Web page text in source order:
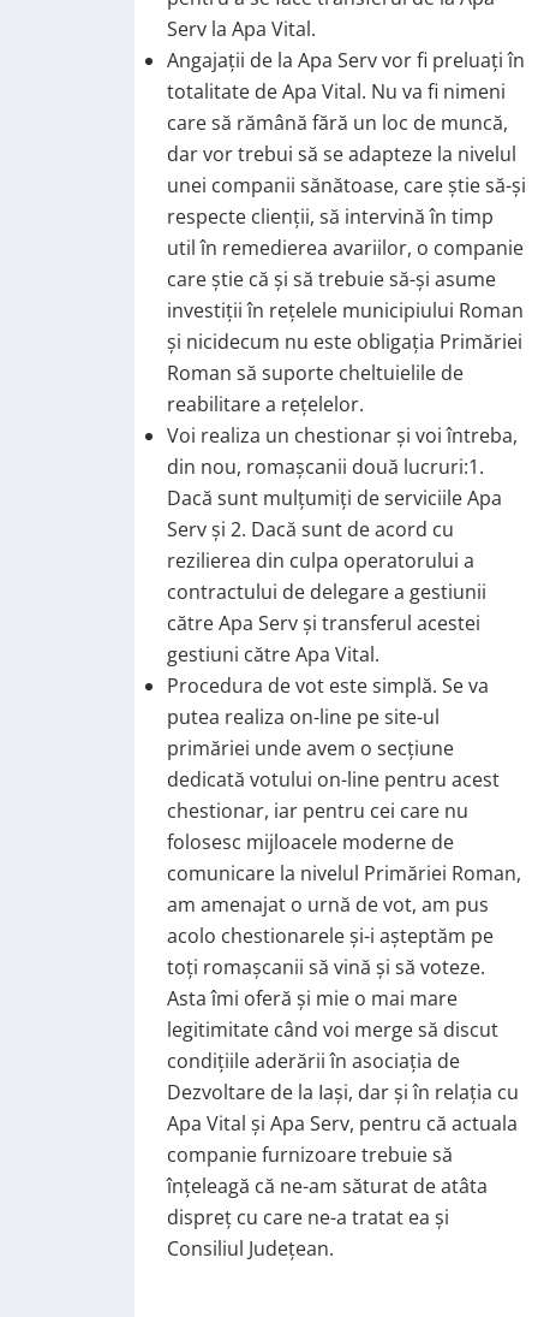
Serv la Apa Vital.
Angajații de la Apa Serv vor fi preluați în
totalitate de Apa Vital. Nu va fi nimeni
care să rămână fără un loc de muncă,
dar vor trebui să se adapteze la nivelul
unei companii sănătoase, care știe să-și
respecte clienții, să intervină în timp
util în remedierea avariilor, o companie
care știe că și să trebuie să-și asume
investiții în rețelele municipiului Roman
și nicidecum nu este obligația Primăriei
Roman să suporte cheltuielile de
reabilitare a rețelelor.
Voi realiza un chestionar și voi întreba,
din nou, romașcanii două lucruri:1.
Dacă sunt mulțumiți de serviciile Apa
Serv și 2. Dacă sunt de acord cu
rezilierea din culpa operatorului a
contractului de delegare a gestiunii
către Apa Serv și transferul acestei
gestiuni către Apa Vital.
Procedura de vot este simplă. Se va
putea realiza on-line pe site-ul
primăriei unde avem o secțiune
dedicată votului on-line pentru acest
chestionar, iar pentru cei care nu
folosesc mijloacele moderne de
comunicare la nivelul Primăriei Roman,
am amenajat o urnă de vot, am pus
acolo chestionarele și-i așteptăm pe
toți romașcanii să vină și să voteze.
Asta îmi oferă și mie o mai mare
legitimitate când voi merge să discut
condițiile aderării în asociația de
Dezvoltare de la Iași, dar și în relația cu
Apa Vital și Apa Serv, pentru că actuala
companie furnizoare trebuie să
înțeleagă că ne-am săturat de atâta
dispreț cu care ne-a tratat ea și
Consiliul Județean.